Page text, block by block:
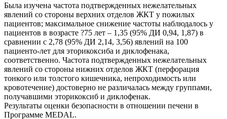
Была изучена частота подтвержденных нежелательных
явлений со стороны верхних отделов ЖКТ у пожилых
пациентов; максимальное снижение частоты наблюдалось у
пациентов в возрасте ?75 лет – 1,35 (95% ДИ 0,94, 1,87) в
сравнении с 2,78 (95% ДИ 2,14, 3,56) явлений на 100
пациенто-лет для эторикоксиба и диклофенака,
соответственно. Частота подтвержденных нежелательных
явлений со стороны нижних отделов ЖКТ (перфорация
тонкого или толстого кишечника, непроходимость или
кровотечение) достоверно не различалась между группами,
получавшими эторикоксиб и диклофенак.
Результаты оценки безопасности в отношении печени в
Программе MEDAL.